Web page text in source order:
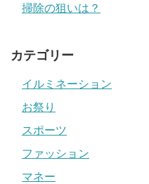
掃除の狙いは？
カテゴリー
イルミネーション
お祭り
スポーツ
ファッション
マネー